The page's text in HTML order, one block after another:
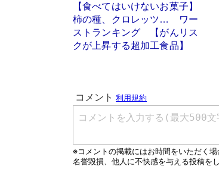
【食べてはいけないお菓子】
柿の種、クロレッツ… ワー
ストランキング 【がんリス
クが上昇する超加工食品】